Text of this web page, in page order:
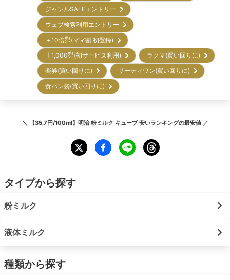
ジャンルSALEエントリー
ウェブ検索利用エントリー
＋10倍㌽(ママ割 初登録)
＋1,000㌽(初サービス利用)
ラクマ(買い回りに)
楽券(買い回りに)
サーティワン(買い回りに)
食パン袋(買い回りに)
＼ 【35.7円/100ml】明治 粉ミルク キューブ 安いランキングの最安値 ／
タイプから探す
粉ミルク
液体ミルク
種類から探す